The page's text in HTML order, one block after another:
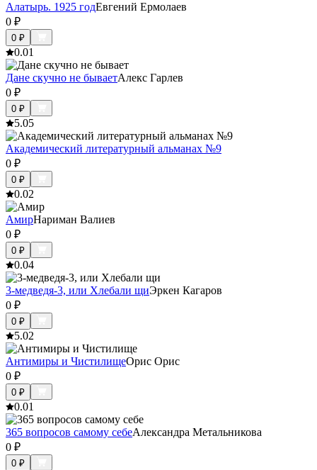
Алатырь. 1925 годЕвгений Ермолаев
0 ₽
0 ₽
0.01
Дане скучно не бываетАлекс Гарлев
0 ₽
0 ₽
5.05
Академический литературный альманах №9
0 ₽
0 ₽
0.02
АмирНариман Валиев
0 ₽
0 ₽
0.04
3-медведя-3, или Хлебали щиЭркен Кагаров
0 ₽
0 ₽
5.02
Антимиры и ЧистилищеОрис Орис
0 ₽
0 ₽
0.01
365 вопросов самому себеАлександра Метальникова
0 ₽
0 ₽